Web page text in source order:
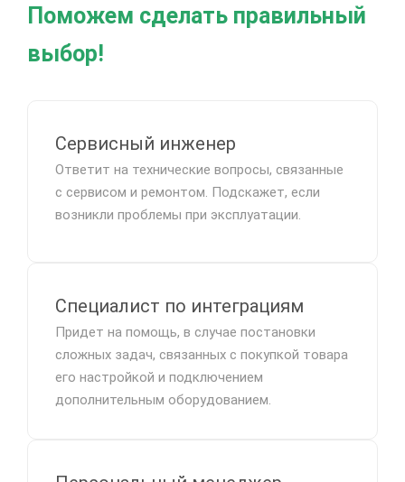
Поможем сделать правильный
выбор!
Сервисный инженер
Ответит на технические вопросы, связанные
с сервисом и ремонтом. Подскажет, если
возникли проблемы при эксплуатации.
Специалист по интеграциям
Придет на помощь, в случае постановки
сложных задач, связанных с покупкой товара
его настройкой и подключением
дополнительным оборудованием.